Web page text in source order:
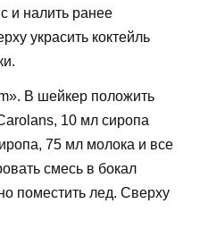
и налить ранее
украсить коктейль
В шейкер положить
10 мл сиропа
75 мл молока и все
смесь в бокал
поместить лед. Сверху